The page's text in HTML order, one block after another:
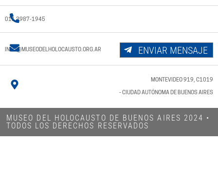
011 3987-1945
INFO@MUSEODELHOLOCAUSTO.ORG.AR ENVIAR MENSAJE
MONTEVIDEO 919, C1019
- CIUDAD AUTÓNOMA DE BUENOS AIRES
MUSEO DEL HOLOCAUSTO DE BUENOS AIRES 2024​ •
TODOS LOS DERECHOS RESERVADOS